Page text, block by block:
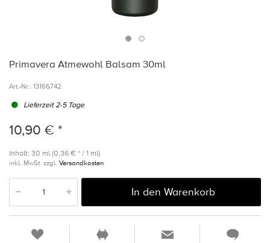
Primavera Atmewohl Balsam 30ml
Art.-Nr.: 13166742
Lieferzeit 2-5 Tage
10,90 € *
Inhalt: 30 ml (0,36 € * / 1 ml)
inkl. MwSt. zzgl. Versandkosten
In den Warenkorb